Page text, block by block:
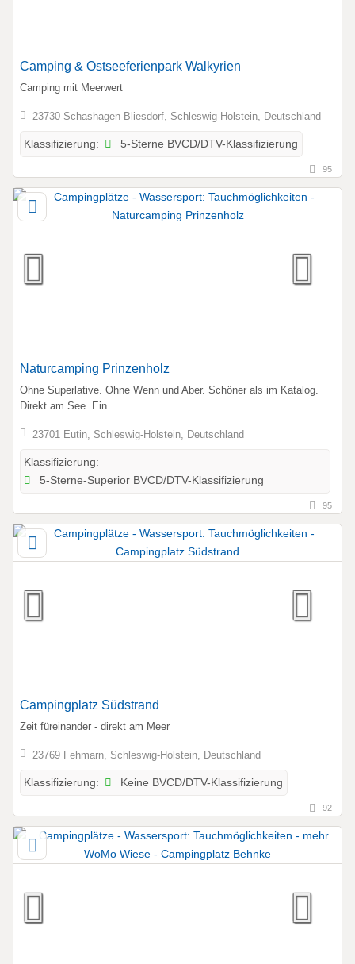
Camping & Ostseeferienpark Walkyrien
Camping mit Meerwert
23730 Schashagen-Bliesdorf, Schleswig-Holstein, Deutschland
Klassifizierung: 5-Sterne BVCD/DTV-Klassifizierung
95
Naturcamping Prinzenholz
Ohne Superlative. Ohne Wenn und Aber. Schöner als im Katalog.
Direkt am See. Ein
23701 Eutin, Schleswig-Holstein, Deutschland
Klassifizierung:
5-Sterne-Superior BVCD/DTV-Klassifizierung
95
Campingplatz Südstrand
Zeit füreinander - direkt am Meer
23769 Fehmarn, Schleswig-Holstein, Deutschland
Klassifizierung: Keine BVCD/DTV-Klassifizierung
92